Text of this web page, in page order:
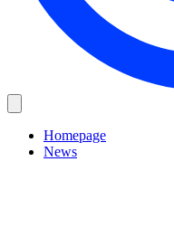
Homepage
News